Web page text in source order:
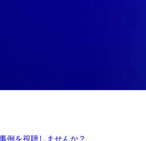
例を視聴しませんか？